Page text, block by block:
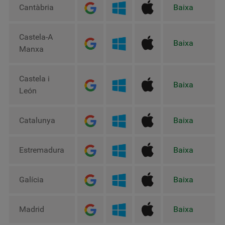
Cantàbria Baixa
Castela-A
Manxa
Baixa
Castela i
León
Baixa
Catalunya Baixa
Estremadura Baixa
Galícia Baixa
Madrid Baixa